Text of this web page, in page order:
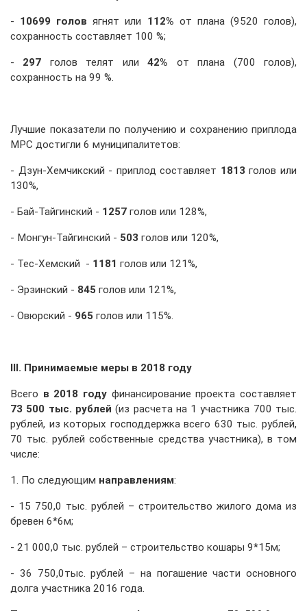
- 10699 голов ягнят или 112% от плана (9520 голов),
сохранность составляет 100 %;
- 297 голов телят или42% от плана (700 голов),
сохранность на 99 %.
Лучшие показатели по получению и сохранению приплода
МРС достигли 6 муниципалитетов:
- Дзун-Хемчикский - приплод составляет 1813голов или
130%,
- Бай-Тайгинский - 1257 голов или 128%,
- Монгун-Тайгинский - 503 голов или 120%,
- Тес-Хемский - 1181 голов или 121%,
- Эрзинский - 845 голов или 121%,
- Овюрский - 965 голов или 115%.
III. Принимаемые меры в 2018 году
Всего в 2018 году финансирование проекта составляет
73 500 тыс. рублей (из расчета на 1 участника 700 тыс.
рублей, из которых господдержка всего 630 тыс. рублей,
70 тыс. рублей собственные средства участника), в том
числе:
1. По следующим направлениям:
- 15 750,0 тыс. рублей – строительство жилого дома из
бревен 6*6м;
- 21 000,0 тыс. рублей – строительство кошары 9*15м;
- 36 750,0тыс. рублей – на погашение части основного
долга участника 2016 года.